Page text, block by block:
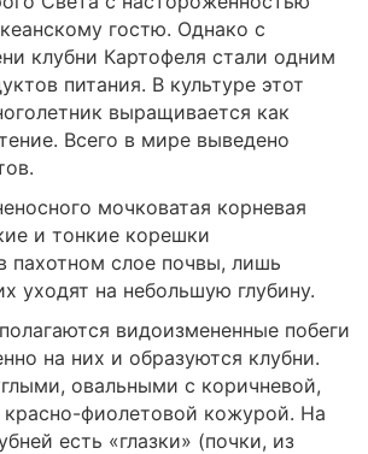
гостю. Однако с
клубни Картофеля стали одним
питания. В культуре этот
выращивается как
Всего в мире выведено
мочковатая корневая
и тонкие корешки
пахотном слое почвы, лишь
уходят на небольшую глубину.
видоизмененные побеги
на них и образуются клубни.
овальными с коричневой,
красно-фиолетовой кожурой. На
есть «глазки» (почки, из